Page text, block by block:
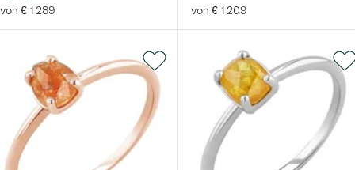
von € 1 289 von € 1 209